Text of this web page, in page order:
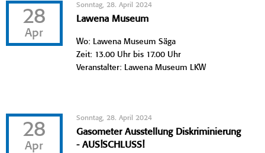
28
Apr
Sonntag, 28. April 2024
Lawena Museum
Wo: Lawena Museum Säga
Zeit: 13.00 Uhr bis 17.00 Uhr
Veranstalter: Lawena Museum LKW
28
Apr
Sonntag, 28. April 2024
Gasometer Ausstellung Diskriminierung
- AUS!SCHLUSS!